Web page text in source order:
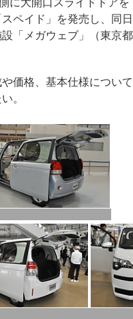
に大開口スライドドアを
ペイド」を発売し、同日
「メガウェブ」（東京都
価格、基本仕様について
。